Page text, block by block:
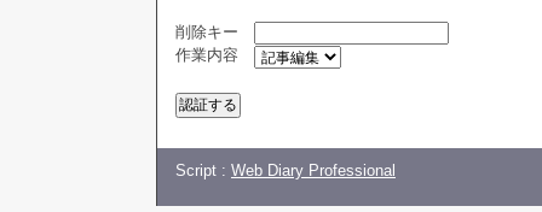
削除キー
作業内容
Script : Web Diary Professional